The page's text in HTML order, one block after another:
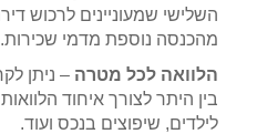
השלישי שמעוניינים לרכוש
מהכנסה נוספת מדמי שכירות.
הלוואה לכל מטרה – ניתן
בין היתר לצורך איחוד
לילדים, שיפוצים בנכס ועוד.